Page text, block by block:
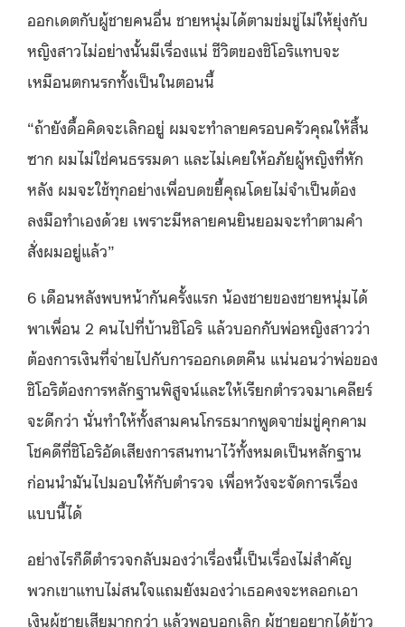
ออกเดตกับผู้ชายคนอื่น ชายหนุ่มได้ตามข่มขู่ไม่ให้ยุ่งกับ
หญิงสาวไม่อย่างนั้นมีเรื่องแน่ ชีวิตของชิโอริแทบจะ
เหมือนตกนรกทั้งเป็นในตอนนี้
“ถ้ายังดื้อคิดจะเลิกอยู่ ผมจะทำลายครอบครัวคุณให้สิ้น
ซาก ผมไม่ใช่คนธรรมดา และไม่เคยให้อภัยผู้หญิงที่หัก
หลัง ผมจะใช้ทุกอย่างเพื่อบดขยี้คุณโดยไม่จำเป็นต้อง
ลงมือทำเองด้วย เพราะมีหลายคนยินยอมจะทำตามคำ
สั่งผมอยู่แล้ว”
6 เดือนหลังพบหน้ากันครั้งแรก น้องชายของชายหนุ่มได้
พาเพื่อน 2 คนไปที่บ้านชิโอริ แล้วบอกกับพ่อหญิงสาวว่า
ต้องการเงินที่จ่ายไปกับการออกเดตคืน แน่นอนว่าพ่อของ
ชิโอริต้องการหลักฐานพิสูจน์และให้เรียกตำรวจมาเคลียร์
จะดีกว่า นั่นทำให้ทั้งสามคนโกรธมากพูดจาข่มขู่คุกคาม
โชคดีที่ชิโอริอัดเสียงการสนทนาไว้ทั้งหมดเป็นหลักฐาน
ก่อนนำมันไปมอบให้กับตำรวจ เพื่อหวังจะจัดการเรื่อง
แบบนี้ได้
อย่างไรก็ดีตำรวจกลับมองว่าเรื่องนี้เป็นเรื่องไม่สำคัญ
พวกเขาแทบไม่สนใจแถมยังมองว่าเธอคงจะหลอกเอา
เงินผู้ชายเสียมากกว่า แล้วพอบอกเลิก ผู้ชายอยากได้ข้าว